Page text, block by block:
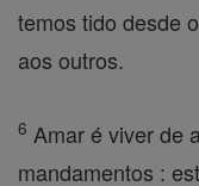
temos tido desde
aos outros.
6 Amar é viver de
mandamentos :